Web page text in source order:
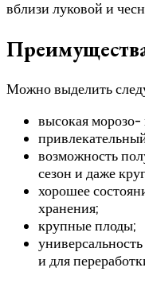
вблизи луковой и
Можно выделить
высокая морозо-
возможность
сезон и даже
хорошее
хранения;
крупные плоды;
и для